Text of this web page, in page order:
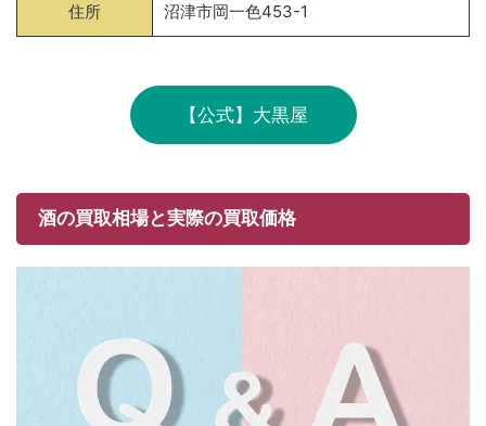
住所 沼津市岡一色453-1
【公式】大黒屋
酒の買取相場と実際の買取価格